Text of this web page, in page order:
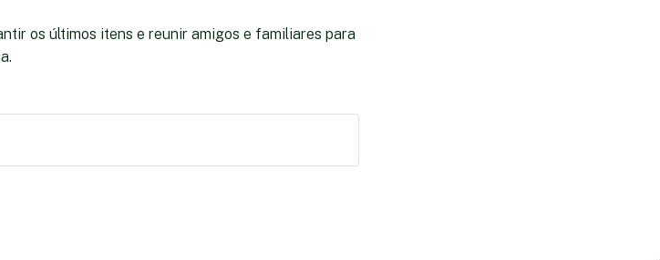
os últimos itens e reunir amigos e familiares para